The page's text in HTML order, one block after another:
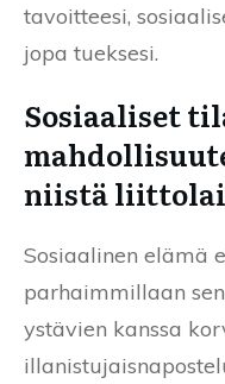
tavoitteesi,
jopa tueksesi.
Sosiaaliset
niistä
Sosiaalinen elämä
parhaimmillaan
ystävien kanssa